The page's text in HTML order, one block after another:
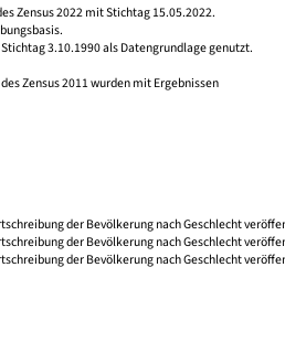
Zensus 2022 mit Stichtag 15.05.2022.
3.10.1990 als Datengrundlage genutzt.
Zensus 2011 wurden mit Ergebnissen
der Bevölkerung nach Geschlecht
der Bevölkerung nach Geschlecht
der Bevölkerung nach Geschlecht